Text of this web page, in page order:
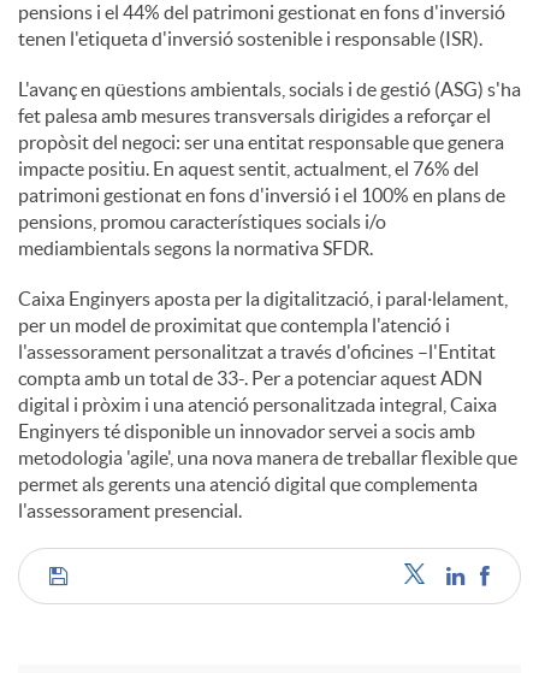
pensions i el 44% del patrimoni gestionat en fons d'inversió
tenen l'etiqueta d'inversió sostenible i responsable (ISR).
L'avanç en qüestions ambientals, socials i de gestió (ASG) s'ha
fet palesa amb mesures transversals dirigides a reforçar el
propòsit del negoci: ser una entitat responsable que genera
impacte positiu. En aquest sentit, actualment, el 76% del
patrimoni gestionat en fons d'inversió i el 100% en plans de
pensions, promou característiques socials i/o
mediambientals segons la normativa SFDR.
Caixa Enginyers aposta per la digitalització, i paral·lelament,
per un model de proximitat que contempla l'atenció i
l'assessorament personalitzat a través d'oficines –l'Entitat
compta amb un total de 33-. Per a potenciar aquest ADN
digital i pròxim i una atenció personalitzada integral, Caixa
Enginyers té disponible un innovador servei a socis amb
metodologia 'agile', una nova manera de treballar flexible que
permet als gerents una atenció digital que complementa
l'assessorament presencial.
C